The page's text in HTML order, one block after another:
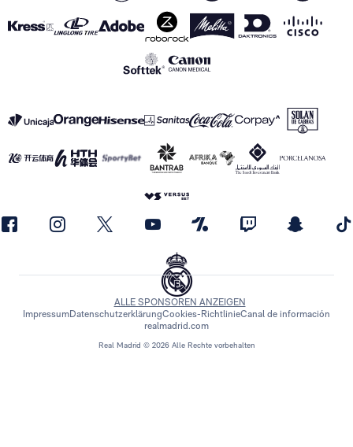
Real Madrid © 2026 Alle Rechte vorbehalten
ALLE SPONSOREN ANZEIGEN
ImpressumDatenschutzerklärungCookies-RichtlinieCanal de información
realmadrid.com